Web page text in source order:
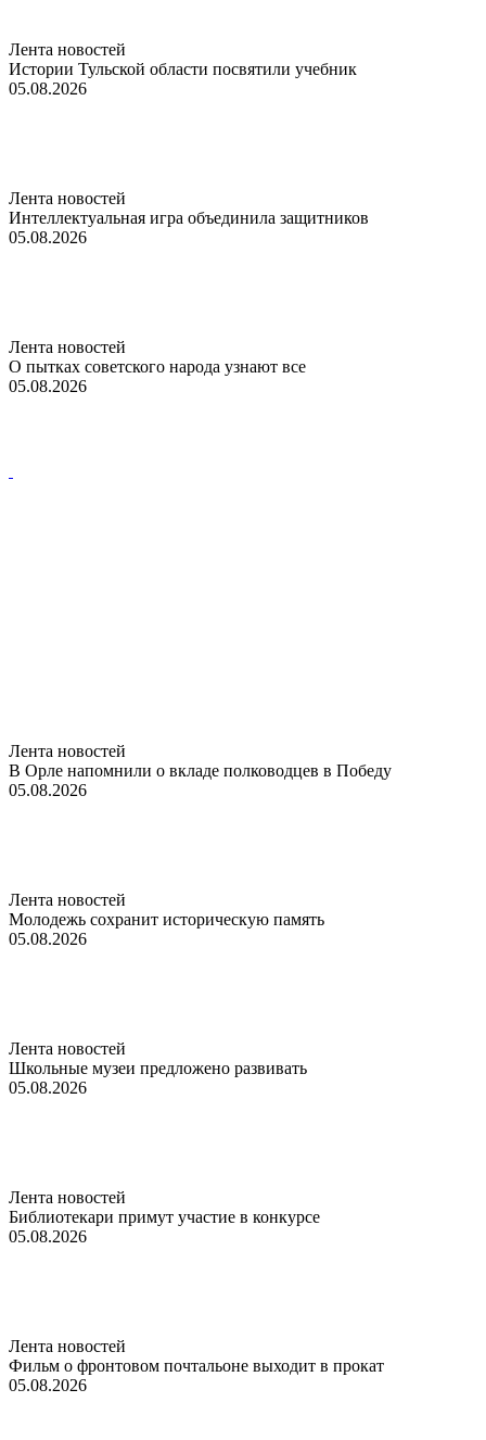
Лента новостей
Истории Тульской области посвятили учебник
05.08.2026
Лента новостей
Интеллектуальная игра объединила защитников
05.08.2026
Лента новостей
О пытках советского народа узнают все
05.08.2026
Лента новостей
В Орле напомнили о вкладе полководцев в Победу
05.08.2026
Лента новостей
Молодежь сохранит историческую память
05.08.2026
Лента новостей
Школьные музеи предложено развивать
05.08.2026
Лента новостей
Библиотекари примут участие в конкурсе
05.08.2026
Лента новостей
Фильм о фронтовом почтальоне выходит в прокат
05.08.2026